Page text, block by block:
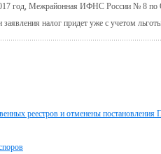
год, Межрайонная ИФНС России № 8 по
налог придет уже с учетом
реестров и отменены